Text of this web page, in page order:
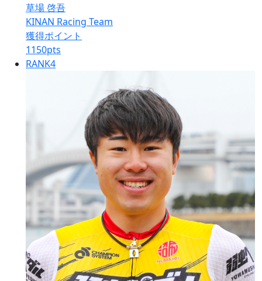
草場 啓吾
KINAN Racing Team
獲得ポイント
1150pts
RANK4